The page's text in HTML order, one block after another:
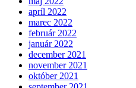
apríl 2022
marec 2022
február 2022
január 2022
december 2021
november 2021
október 2021